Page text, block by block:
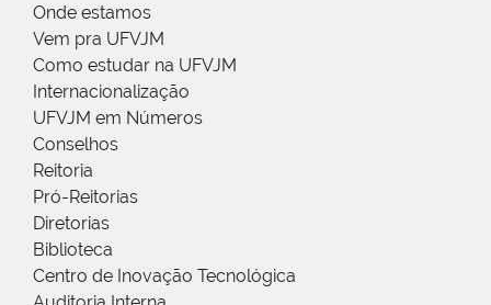
Onde estamos
Vem pra UFVJM
Como estudar na UFVJM
Internacionalização
UFVJM em Números
Conselhos
Reitoria
Pró-Reitorias
Diretorias
Biblioteca
Centro de Inovação Tecnológica